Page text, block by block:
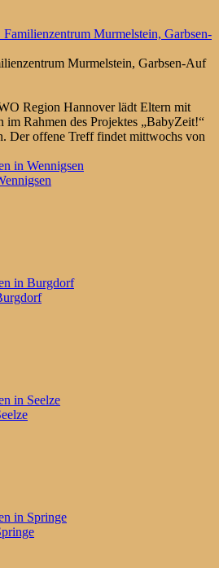
Familienzentrum Murmelstein, Garbsen-
Murmelstein, Garbsen-Auf
Region Hannover lädt Eltern mit
im Rahmen des Projektes „BabyZeit!“
Der offene Treff findet mittwochs von
in Wennigsen
in Burgdorf
in Seelze
in Springe